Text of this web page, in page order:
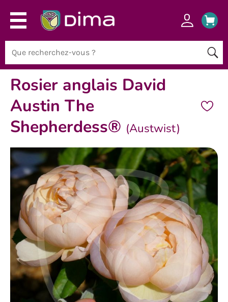
Rosier anglais David
Austin The
Shepherdess® (Austwist)